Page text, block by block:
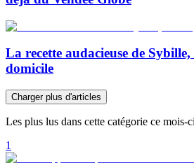
La recette audacieuse de
domicile
Charger plus d'articles
Les plus lus dans cette catégorie ce mois-ci
1